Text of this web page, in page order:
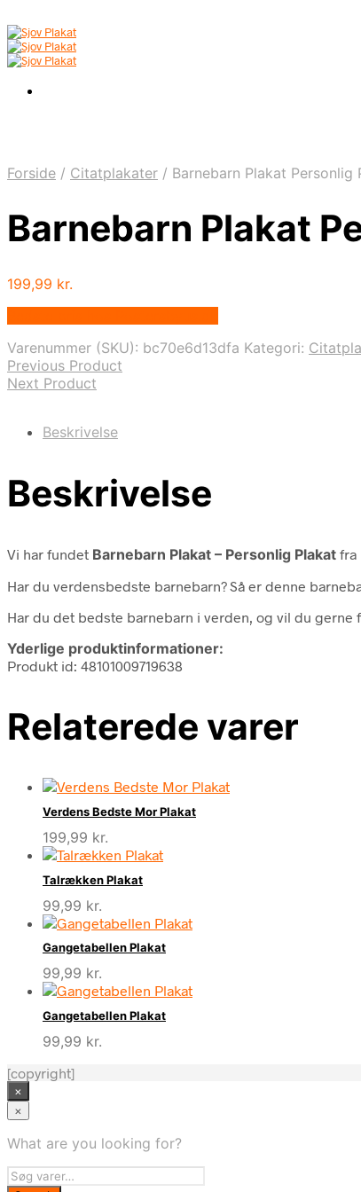
Forside / Citatplakater / Barnebarn Plakat Personlig
Barnebarn Plakat
199,99 kr.
Varenummer (SKU): bc70e6d13dfa Kategori:
Previous Product
Next Product
Beskrivelse
Beskrivelse
Vi har fundet Barnebarn Plakat – Personlig Plakat fra
Har du verdensbedste barnebarn? Så er denne
Har du det bedste barnebarn i verden, og vil du
Yderlige produktinformationer:
Produkt id: 48101009719638
Relaterede varer
Verdens Bedste Mor Plakat
199,99 kr.
Talrækken Plakat
99,99 kr.
Gangetabellen Plakat
99,99 kr.
Gangetabellen Plakat
99,99 kr.
[copyright]
×
×
What are you looking for?